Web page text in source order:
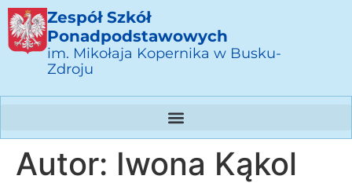
Zespół Szkół
Ponadpodstawowych
im. Mikołaja Kopernika w Busku-
Zdroju
Autor: Iwona Kąkol